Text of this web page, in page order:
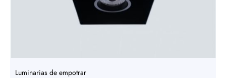
Luminarias de empotrar